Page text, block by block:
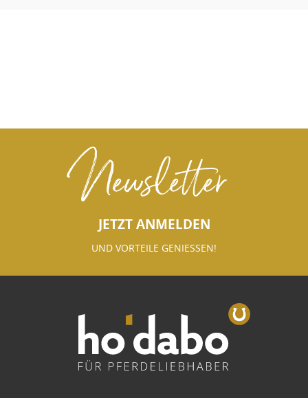
Newsletter
JETZT ANMELDEN
UND VORTEILE GENIESSEN!